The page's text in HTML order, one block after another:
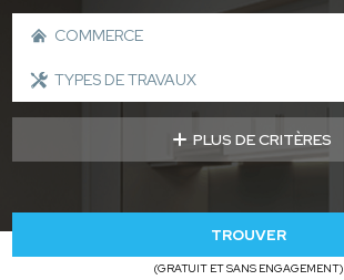
PLUS DE CRITÈRES
TROUVER
(GRATUIT ET SANS ENGAGEMENT)